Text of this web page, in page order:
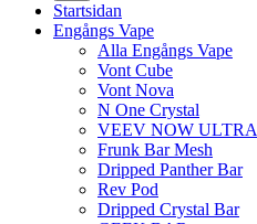
Startsidan
Engångs Vape
Alla Engångs Vape
Vont Cube
Vont Nova
N One Crystal
VEEV NOW ULTRA
Frunk Bar Mesh
Dripped Panther Bar
Rev Pod
Dripped Crystal Bar